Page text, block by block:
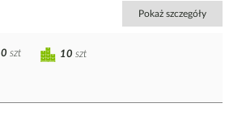
Pokaż szczegóły
10 szt
szt